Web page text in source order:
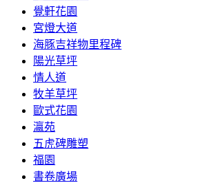
覺軒花園
宮燈大道
海豚吉祥物里程碑
陽光草坪
情人道
牧羊草坪
歐式花園
瀛苑
五虎碑雕塑
福園
書卷廣場